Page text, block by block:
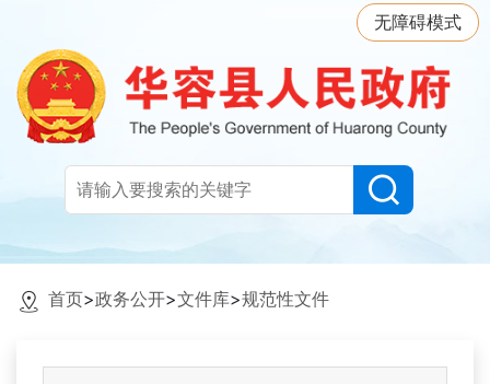
无障碍模式
首页>政务公开>文件库>规范性文件